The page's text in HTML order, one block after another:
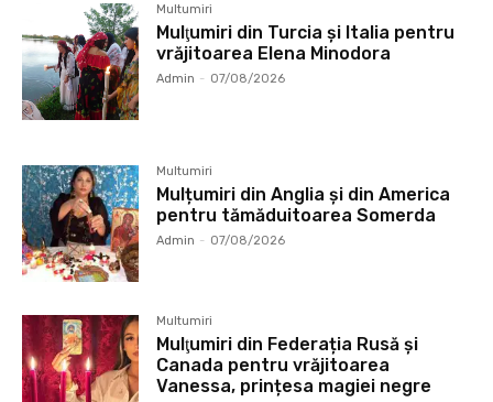
Multumiri
Mulţumiri din Turcia și Italia pentru
vrăjitoarea Elena Minodora
Admin - 07/08/2026
Multumiri
Mulțumiri din Anglia și din America
pentru tămăduitoarea Somerda
Admin - 07/08/2026
Multumiri
Mulţumiri din Federația Rusă și
Canada pentru vrăjitoarea
Vanessa, prințesa magiei negre